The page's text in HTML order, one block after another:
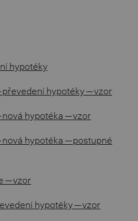
hypotéky
hypotéky — vzor
hypotéka — vzor
hypotéka — postupné
— vzor
hypotéky — vzor